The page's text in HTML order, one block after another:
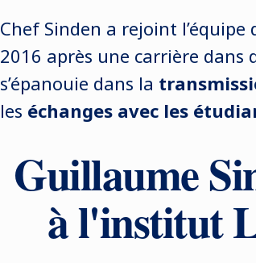
Chef Sinden a rejoint l’équipe
2016 après une carrière dans
s’épanouie dans la
les échanges avec les
Guillaume
à l'institut